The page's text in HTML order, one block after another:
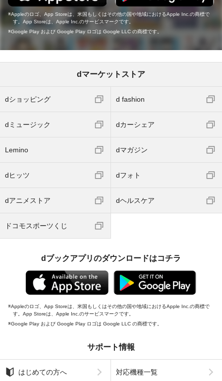
Appleのロゴ、App Storeは、米国もしくはその他の国や地域におけるApple Inc.の商標で
す。App Storeは、Apple Inc.のサービスマークです。
Google Play および Google Play ロゴは Google LLC の商標です。
dマーケットストア
dショッピング d fashion
dミュージック dカーシェア
Lemino dマガジン
dヒッツ dフォト
dアニメストア dヘルスケア
ドコモスポーツくじ
dブックアプリのダウンロードはコチラ
Appleのロゴ、App Storeは、米国もしくはその他の国や地域におけるApple Inc.の商標で
す。App Storeは、Apple Inc.のサービスマークです。
Google Play および Google Play ロゴは Google LLC の商標です。
サポート情報
はじめての方へ 対応機種一覧